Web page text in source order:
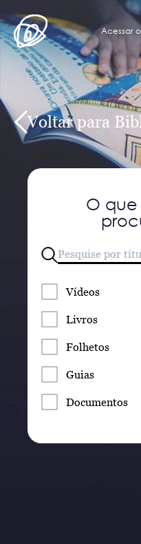
Acessar
Voltar para
O
Vídeos
Livros
Folhetos
Guias
Documentos